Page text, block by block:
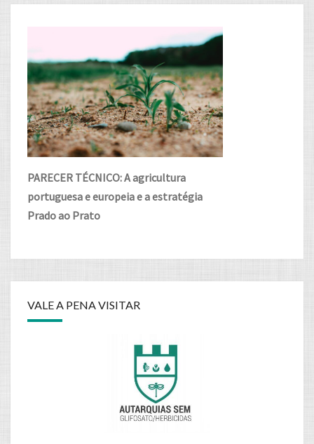
PARECER TÉCNICO: A agricultura
portuguesa e europeia e a estratégia
Prado ao Prato
VALE A PENA VISITAR